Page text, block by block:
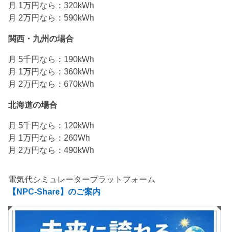
月 1万円なら：320kWh
月 2万円なら：590kWh
関西・九州の場合
月 5千円なら：190kWh
月 1万円なら：360kWh
月 2万円なら：670kWh
北海道の場合
月 5千円なら：120kWh
月 1万円なら：260Wh
月 2万円なら：490kWh
電気代シミュレータープラットフォーム
【NPC-Share】のご案内